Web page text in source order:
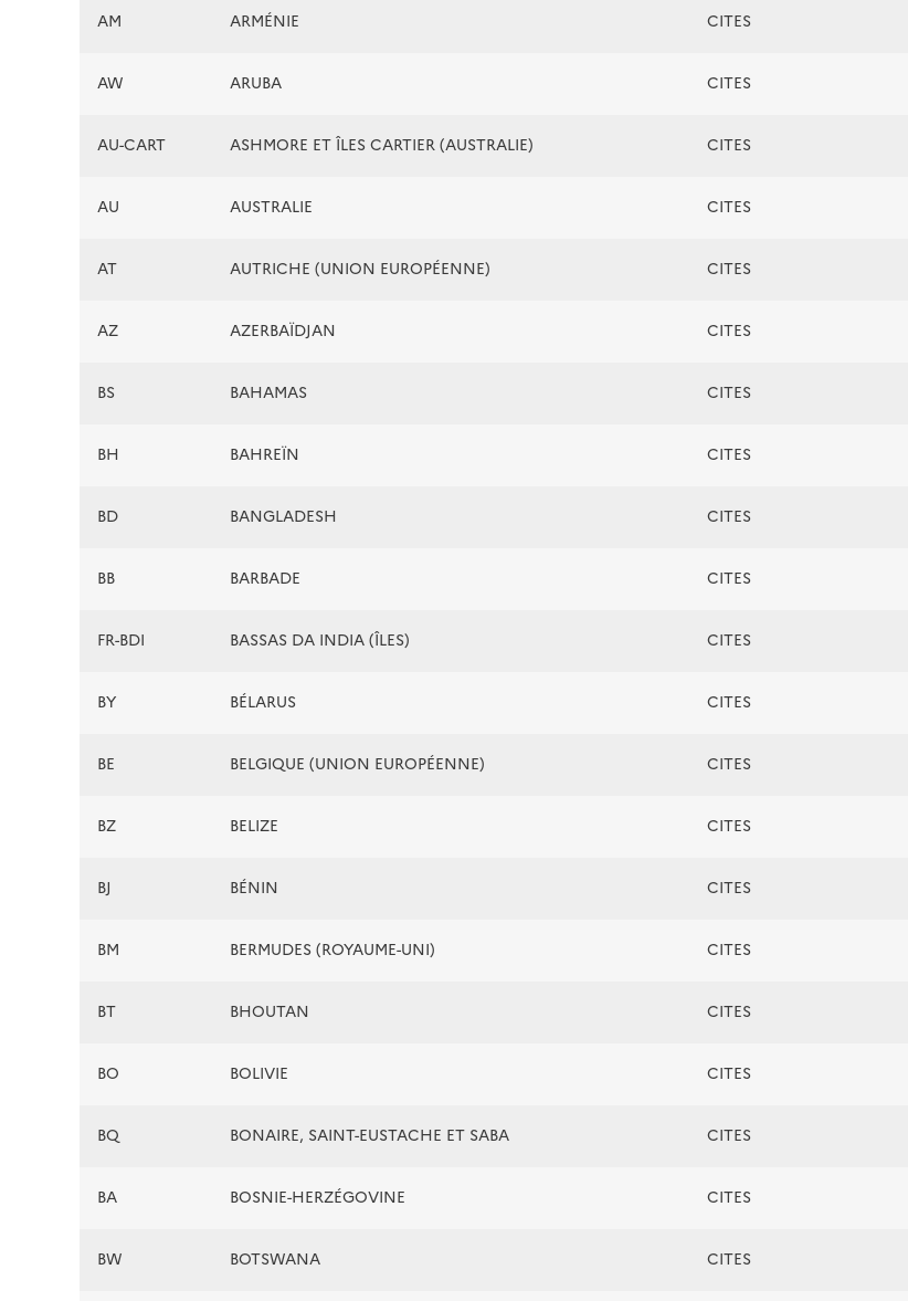
AM ARMÉNIE CITES
AW ARUBA CITES
AU-CART ASHMORE ET ÎLES CARTIER (AUSTRALIE) CITES
AU AUSTRALIE CITES
AT AUTRICHE (UNION EUROPÉENNE) CITES
AZ AZERBAÏDJAN CITES
BS BAHAMAS CITES
BH BAHREÏN CITES
BD BANGLADESH CITES
BB BARBADE CITES
FR-BDI BASSAS DA INDIA (ÎLES) CITES
BY BÉLARUS CITES
BE BELGIQUE (UNION EUROPÉENNE) CITES
BZ BELIZE CITES
BJ BÉNIN CITES
BM BERMUDES (ROYAUME-UNI) CITES
BT BHOUTAN CITES
BO BOLIVIE CITES
BQ BONAIRE, SAINT-EUSTACHE ET SABA CITES
BA BOSNIE-HERZÉGOVINE CITES
BW BOTSWANA CITES